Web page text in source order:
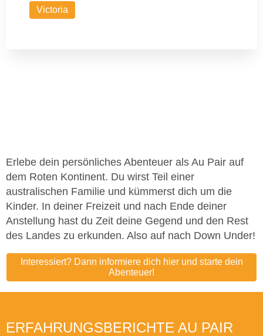
Victoria
Erlebe dein persönliches Abenteuer als Au Pair auf
dem Roten Kontinent. Du wirst Teil einer
australischen Familie und kümmerst dich um die
Kinder. In deiner Freizeit und nach Ende deiner
Anstellung hast du Zeit deine Gegend und den Rest
des Landes zu erkunden. Also auf nach Down Under!
Interessiert? Dann informiere dich hier und starte dein
Abenteuer!
ERFAHRUNGSBERICHTE AU PAIR